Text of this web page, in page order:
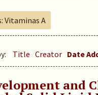
Vitaminas A
Title Creator Date
and